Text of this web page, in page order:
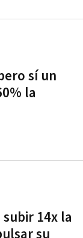
sí un
la
14x la